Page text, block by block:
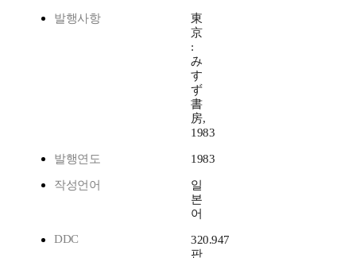
발행사항
東
京
:
み
す
ず
書
房,
1983
발행연도 1983
작성언어
일
본
어
DDC
320.947
판